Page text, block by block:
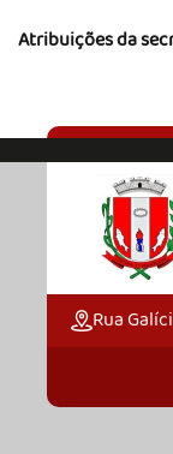
Atribuições da
Rua